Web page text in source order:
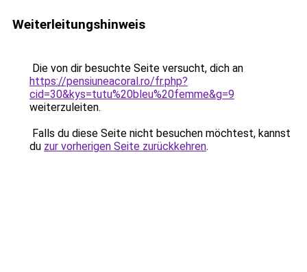
Weiterleitungshinweis
Die von dir besuchte Seite versucht, dich an
https://pensiuneacoral.ro/fr.php?
cid=30&kys=tutu%20bleu%20femme&g=9
weiterzuleiten.
Falls du diese Seite nicht besuchen möchtest, kannst
du zur vorherigen Seite zurückkehren.